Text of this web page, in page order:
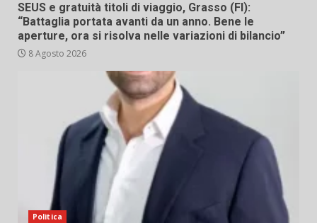
SEUS e gratuità titoli di viaggio, Grasso (FI):
“Battaglia portata avanti da un anno. Bene le
aperture, ora si risolva nelle variazioni di bilancio”
8 Agosto 2026
Politica